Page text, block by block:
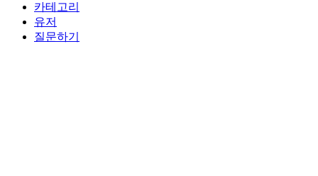
카테고리
유저
질문하기